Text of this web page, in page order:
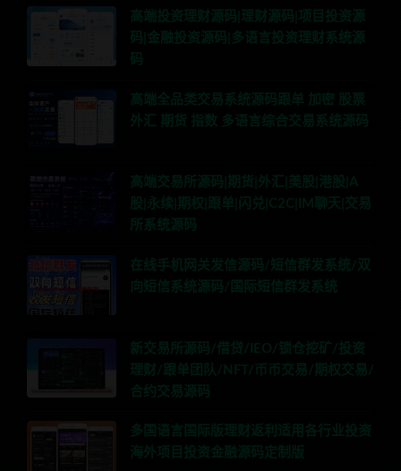
高端投资理财源码|理财源码|项目投资源
码|金融投资源码|多语言投资理财系统源
码
高端全品类交易系统源码跟单 加密 股票
外汇 期货 指数 多语言综合交易系统源码
高端交易所源码|期货|外汇|美股|港股|A
股|永续|期权|跟单|闪兑|C2C|IM聊天|交易
所系统源码
在线手机网关发信源码/短信群发系统/双
向短信系统源码/国际短信群发系统
新交易所源码/借贷/IEO/锁仓挖矿/投资
理财/跟单团队/NFT/币币交易/期权交易/
合约交易源码
多国语言国际版理财返利适用各行业投资
海外项目投资金融源码定制版